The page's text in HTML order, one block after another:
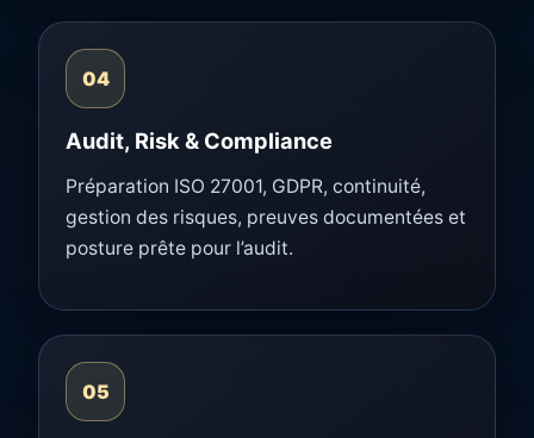
04
Audit, Risk & Compliance
Préparation ISO 27001, GDPR, continuité,
gestion des risques, preuves documentées et
posture prête pour l’audit.
05